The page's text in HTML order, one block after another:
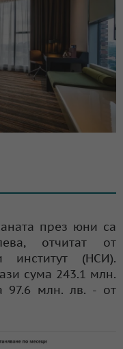
през юни са
отчитат от
институт (НСИ).
сума 243.1 млн.
97.6 млн. лв. - от